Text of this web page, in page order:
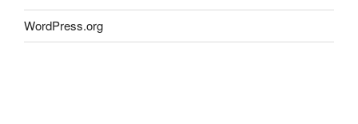
WordPress.org